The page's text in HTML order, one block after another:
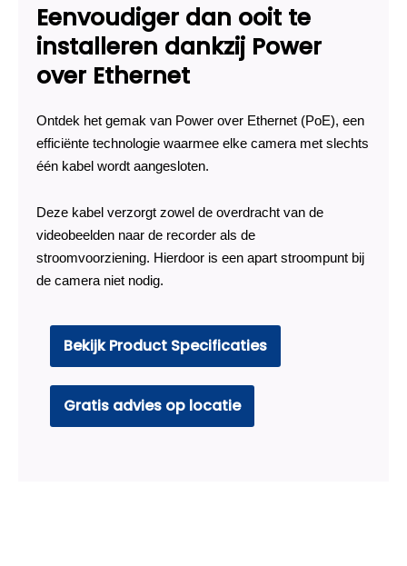
Eenvoudiger dan ooit te
installeren dankzij Power
over Ethernet
Ontdek het gemak van Power over Ethernet (PoE), een
efficiënte technologie waarmee elke camera met slechts
één kabel wordt aangesloten.
Deze kabel verzorgt zowel de overdracht van de
videobeelden naar de recorder als de
stroomvoorziening. Hierdoor is een apart stroompunt bij
de camera niet nodig.
Bekijk Product Specificaties
Gratis advies op locatie